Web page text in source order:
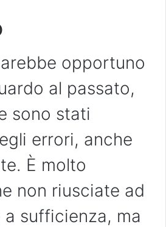
opportuno
al passato,
sono stati
errori, anche
È molto
non riusciate ad
sufficienza, ma